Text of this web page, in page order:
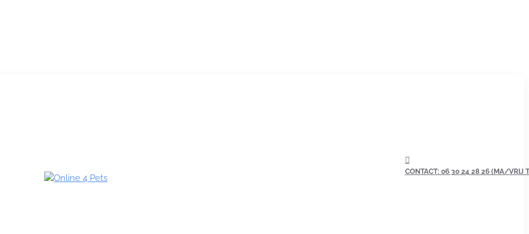
CONTACT: 06 30 24 28 26 (MA/VRIJ